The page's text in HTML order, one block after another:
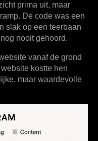
prima uit, maar
De code was een
slak op een teerbaan
nooit gehoord.
vanaf de grond
kostte hen
maar waardevolle